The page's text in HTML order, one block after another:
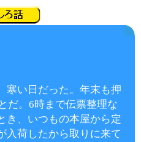
寒い日だった。年末も押
だ。6時まで伝票整理な
き、いつもの本屋から定
入荷したから取りに来て